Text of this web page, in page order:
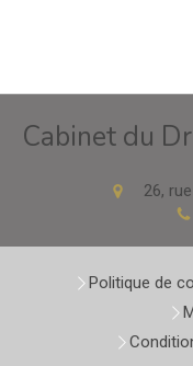
Cabinet du
26,
Politique de